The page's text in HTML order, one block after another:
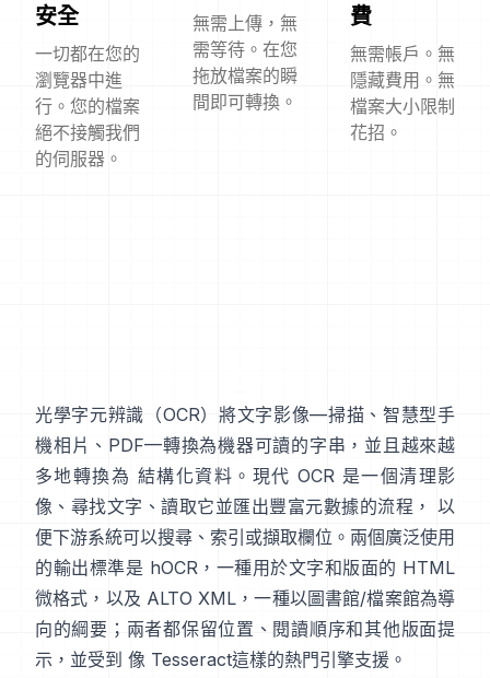
安全
一切都在您的
瀏覽器中進
行。您的檔案
絕不接觸我們
的伺服器。
無需上傳，無
需等待。在您
拖放檔案的瞬
間即可轉換。
費
無需帳戶。無
隱藏費用。無
檔案大小限制
花招。
光學字元辨識（OCR）將文字影像—掃描、智慧型手
機相片、PDF—轉換為機器可讀的字串，並且越來越
多地轉換為 結構化資料。現代 OCR 是一個清理影
像、尋找文字、讀取它並匯出豐富元數據的流程， 以
便下游系統可以搜尋、索引或擷取欄位。兩個廣泛使用
的輸出標準是 hOCR，一種用於文字和版面的 HTML
微格式，以及 ALTO XML ，一種以圖書館/檔案館為導
向的綱要；兩者都保留位置、閱讀順序和其他版面提
示，並受到 像 Tesseract這樣的熱門引擎支援。